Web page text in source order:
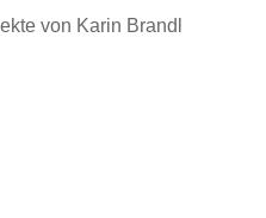
von Karin Brandl